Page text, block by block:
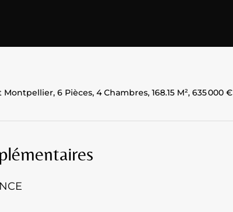
6 Pièces, 4 Chambres, 168.15 M², 635 000 €